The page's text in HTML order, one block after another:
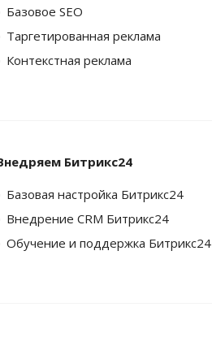
Базовое SEO
Таргетированная реклама
Контекстная реклама
Битрикс24
Базовая настройка Битрикс24
Внедрение CRM Битрикс24
Обучение и поддержка Битрикс24